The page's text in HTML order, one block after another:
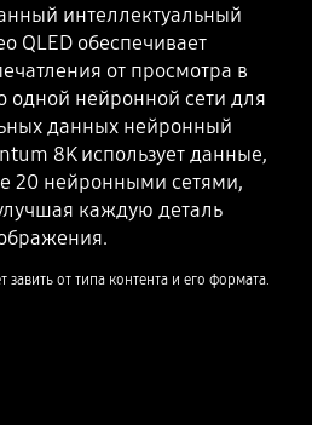
интеллектуальный
QLED обеспечивает
от просмотра в
одной нейронной сети для
данных нейронный
8K использует данные,
20 нейронными сетями,
каждую деталь
от типа контента и его формата.